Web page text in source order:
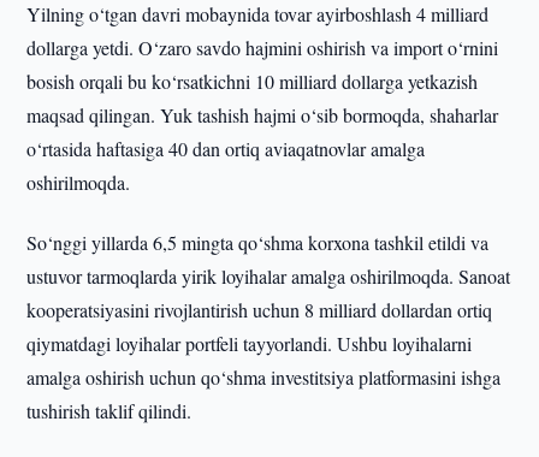
Yilning o‘tgan davri mobaynida tovar ayirboshlash 4 milliard
dollarga yetdi. O‘zaro savdo hajmini oshirish va import o‘rnini
bosish orqali bu ko‘rsatkichni 10 milliard dollarga yetkazish
maqsad qilingan. Yuk tashish hajmi o‘sib bormoqda, shaharlar
o‘rtasida haftasiga 40 dan ortiq aviaqatnovlar amalga
oshirilmoqda.
So‘nggi yillarda 6,5 mingta qo‘shma korxona tashkil etildi va
ustuvor tarmoqlarda yirik loyihalar amalga oshirilmoqda. Sanoat
kooperatsiyasini rivojlantirish uchun 8 milliard dollardan ortiq
qiymatdagi loyihalar portfeli tayyorlandi. Ushbu loyihalarni
amalga oshirish uchun qo‘shma investitsiya platformasini ishga
tushirish taklif qilindi.